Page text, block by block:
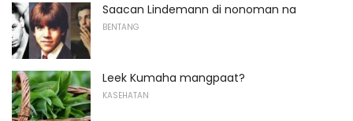
Saacan Lindemann di nonoman na
BENTANG
Leek Kumaha mangpaat?
KASEHATAN